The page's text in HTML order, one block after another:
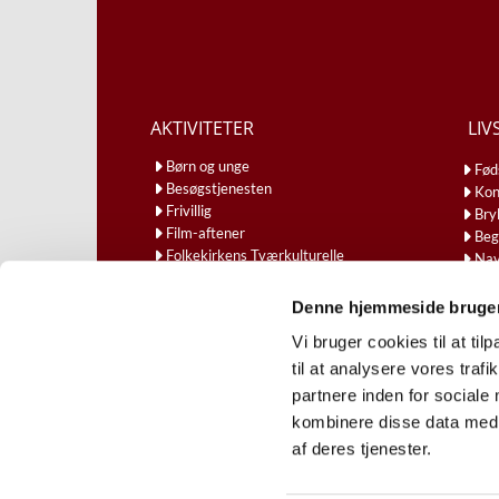
Denne hjemmeside
Vi bruger cookies til at
til at analysere vores
partnere inden for sociale
kombinere disse data
af deres tjenester.
AKTIVITETER
Børn og unge
Besøgstjenesten
Frivillig
Film-aftener
Folkekirkens Tværkulturelle
Torsdagsmøder og foredrag